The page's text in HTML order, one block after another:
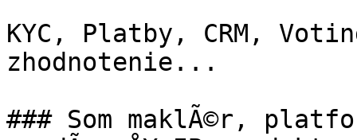
KYC, Platby, CRM,
zhodnotenie...
### Som maklÃ©r,